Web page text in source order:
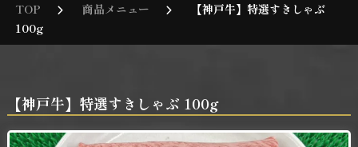
TOP 商品メニュー
【神戸牛】特選すきしゃぶ
100g
【神戸牛】特選すきしゃぶ 100g